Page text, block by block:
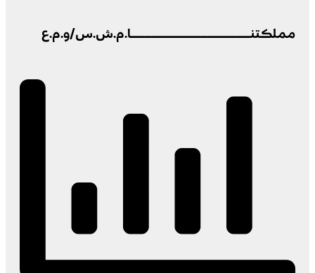
مملكتنـــــــــــــــــا.م.ش.س/و.م.ع